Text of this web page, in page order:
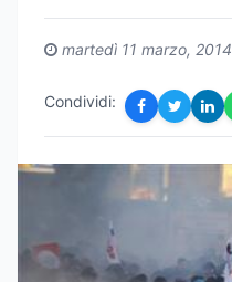
martedì 11 marzo, 2014
Condividi: